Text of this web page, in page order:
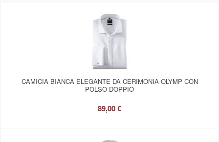
CAMICIA BIANCA ELEGANTE DA CERIMONIA OLYMP CON
POLSO DOPPIO
89,00 €